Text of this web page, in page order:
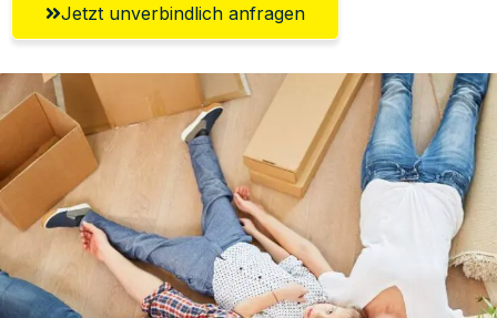
Jetzt unverbindlich anfragen